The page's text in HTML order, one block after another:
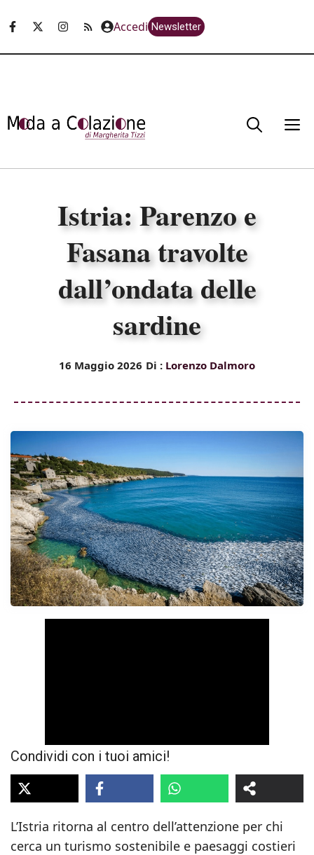
Accedi Newsletter
Istria: Parenzo e
Fasana travolte
dall’ondata delle
sardine
16 Maggio 2026 Di : Lorenzo Dalmoro
Condividi con i tuoi amici!
L’Istria ritorna al centro dell’attenzione per chi
cerca un turismo sostenibile e paesaggi costieri